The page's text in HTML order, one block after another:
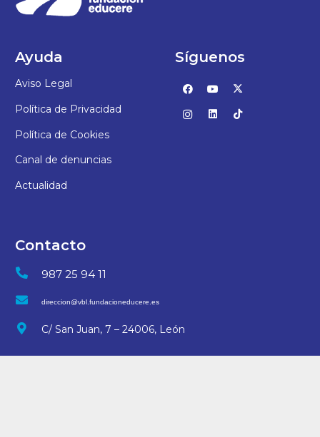
Ayuda
Aviso Legal
Política de Privacidad
Política de Cookies
Canal de denuncias
Actualidad
Síguenos
Contacto
987 25 94 11
direccion@vbl.fundacioneducere.es
C/ San Juan, 7 – 24006, León